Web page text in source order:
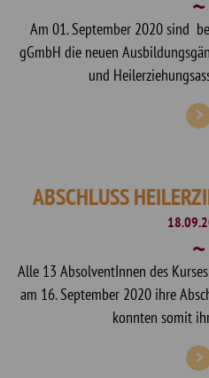
Am 01. September 2020 sind
gGmbH die neuen
und
ABSCHLUSS
Alle 13 AbsolventInnen des
am 16. September 2020 ihre
konnten somit